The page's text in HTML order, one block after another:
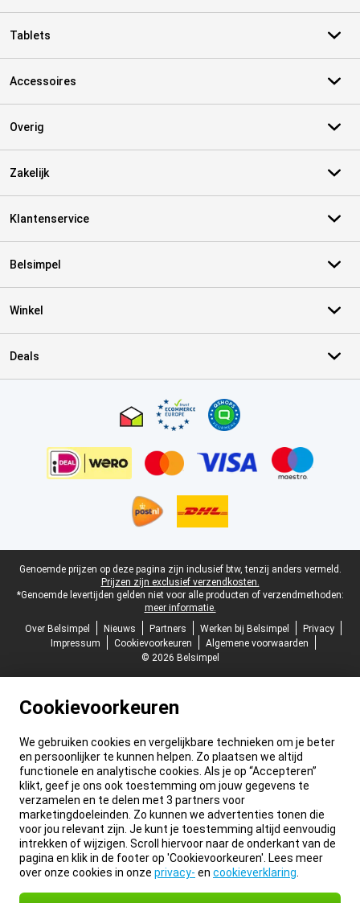
Tablets
Accessoires
Overig
Zakelijk
Klantenservice
Belsimpel
Winkel
Deals
Juridische voettekst
Genoemde prijzen op deze pagina zijn inclusief btw, tenzij anders vermeld.
Prijzen zijn exclusief verzendkosten.
*Genoemde levertijden gelden niet voor alle producten of verzendmethoden:
meer informatie.
Over Belsimpel
Nieuws Partners Werken bij Belsimpel
Privacy
Impressum
Cookievoorkeuren
Algemene voorwaarden
© 2026 Belsimpel
Cookievoorkeuren
We gebruiken cookies en vergelijkbare technieken om je beter
en persoonlijker te kunnen helpen. Zo plaatsen we altijd
functionele en analytische cookies. Als je op “Accepteren”
klikt, geef je ons ook toestemming om jouw gegevens te
verzamelen en te delen met 3 partners voor
marketingdoeleinden. Zo kunnen we advertenties tonen die
voor jou relevant zijn. Je kunt je toestemming altijd eenvoudig
intrekken of wijzigen. Scroll hiervoor naar de onderkant van de
pagina en klik in de footer op 'Cookievoorkeuren'. Lees meer
over onze cookies in onze privacy- en cookieverklaring